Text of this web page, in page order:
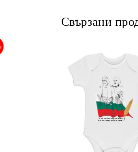
Свързани